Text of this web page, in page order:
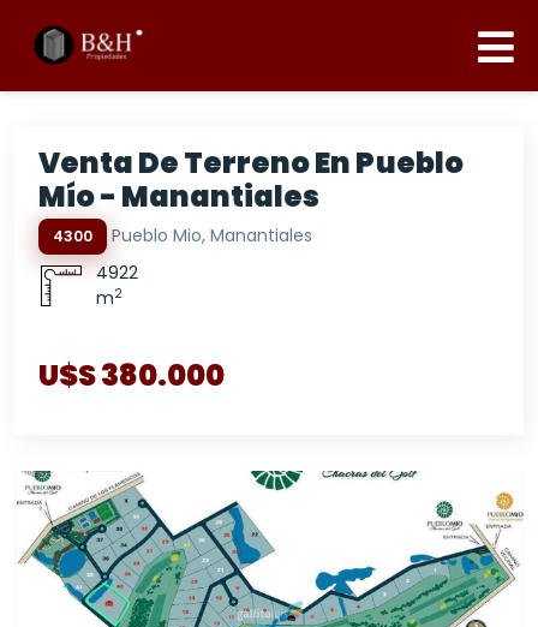
Venta De Terreno En Pueblo
Mío - Manantiales
4300
Pueblo Mio, Manantiales
4922
m2
U$S 380.000